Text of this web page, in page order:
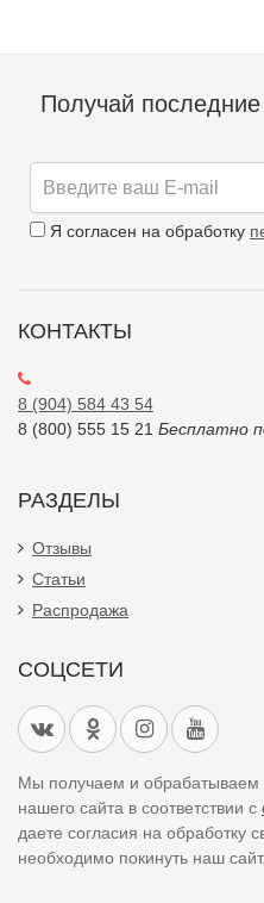
Получай
Я согласен на обработку
КОНТАКТЫ
8 (904) 584 43 54
8 (800) 555 15 21 Бесплатно
РАЗДЕЛЫ
Отзывы
Статьи
Распродажа
СОЦСЕТИ
Мы получаем и обрабатываем
нашего сайта в соответствии с
даете согласия на обработку
необходимо покинуть наш сайт.